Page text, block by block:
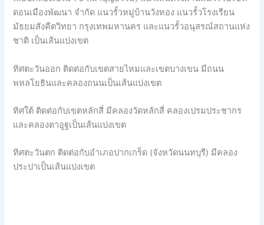
ดอนเมืองพัฒนา จำกัด แนวรั้วหมู่บ้านวังทอง แนวรั้วโรงเรียน
มัธยมสังคีตวิทยา กรุงเทพมหานคร และแนวรั้วอนุสรณ์สถานแห่ง
ชาติ เป็นเส้นแบ่งเขต
ทิศตะวันออก ติดต่อกับเขตสายไหมและเขตบางเขน มีถนน
พหลโยธินและคลองถนนเป็นเส้นแบ่งเขต
ทิศใต้ ติดต่อกับเขตหลักสี่ มีคลองวัดหลักสี่ คลองเปรมประชากร
และคลองตาอูฐเป็นเส้นแบ่งเขต
ทิศตะวันตก ติดต่อกับอำเภอปากเกร็ด (จังหวัดนนทบุรี) มีคลอง
ประปาเป็นเส้นแบ่งเขต